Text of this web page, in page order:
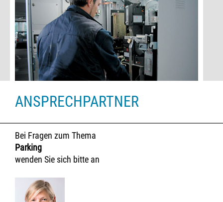
ANSPRECHPARTNER
Bei Fragen zum Thema
Parking
wenden Sie sich bitte an